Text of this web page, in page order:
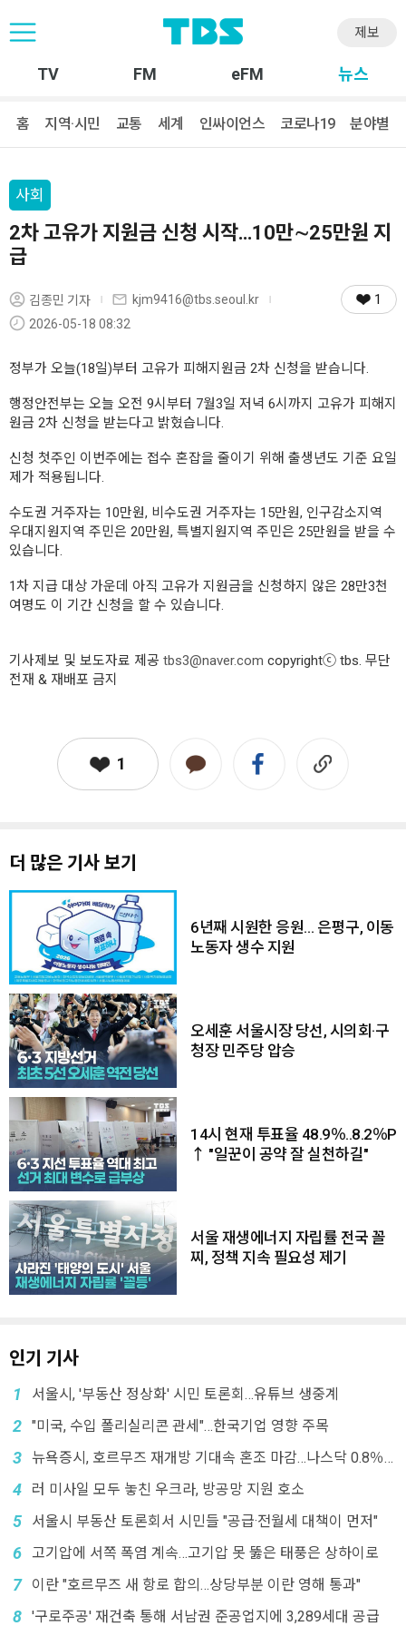
제보
TV FM eFM 뉴스
홈 지역·시민 교통 세계 인싸이언스 코로나19 분야별
사회
2차 고유가 지원금 신청 시작…10만∼25만원 지
급
김종민 기자
kjm9416@tbs.seoul.kr
2026-05-18 08:32
1
정부가 오늘(18일)부터 고유가 피해지원금 2차 신청을 받습니다.
행정안전부는 오늘 오전 9시부터 7월3일 저녁 6시까지 고유가 피해지
원금 2차 신청을 받는다고 밝혔습니다.
신청 첫주인 이번주에는 접수 혼잡을 줄이기 위해 출생년도 기준 요일
제가 적용됩니다.
수도권 거주자는 10만원, 비수도권 거주자는 15만원, 인구감소지역
우대지원지역 주민은 20만원, 특별지원지역 주민은 25만원을 받을 수
있습니다.
1차 지급 대상 가운데 아직 고유가 지원금을 신청하지 않은 28만3천
여명도 이 기간 신청을 할 수 있습니다.
기사제보 및 보도자료 제공 tbs3@naver.com copyrightⓒ tbs. 무단
전재 & 재배포 금지
1
더 많은 기사 보기
6년째 시원한 응원… 은평구, 이동
노동자 생수 지원
오세훈 서울시장 당선, 시의회·구
청장 민주당 압승
14시 현재 투표율 48.9％..8.2％P
↑ "일꾼이 공약 잘 실천하길"
서울 재생에너지 자립률 전국 꼴
찌, 정책 지속 필요성 제기
인기 기사
1 서울시, '부동산 정상화' 시민 토론회…유튜브 생중계
2 "미국, 수입 폴리실리콘 관세"…한국기업 영향 주목
3
뉴욕증시, 호르무즈 재개방 기대속 혼조 마감…나스닥 0.8％
4 러 미사일 모두 놓친 우크라, 방공망 지원 호소
5 서울시 부동산 토론회서 시민들 "공급·전월세 대책이 먼저"
6 고기압에 서쪽 폭염 계속…고기압 못 뚫은 태풍은 상하이로
7 이란 "호르무즈 새 항로 합의…상당부분 이란 영해 통과"
8 '구로주공' 재건축 통해 서남권 준공업지에 3,289세대 공급